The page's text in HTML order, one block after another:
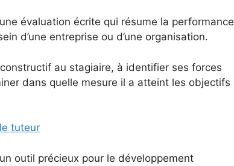
évaluation écrite qui résume la performance
d’une entreprise ou d’une organisation.
au stagiaire, à identifier ses forces
dans quelle mesure il a atteint les objectifs
tuteur
outil précieux pour le développement